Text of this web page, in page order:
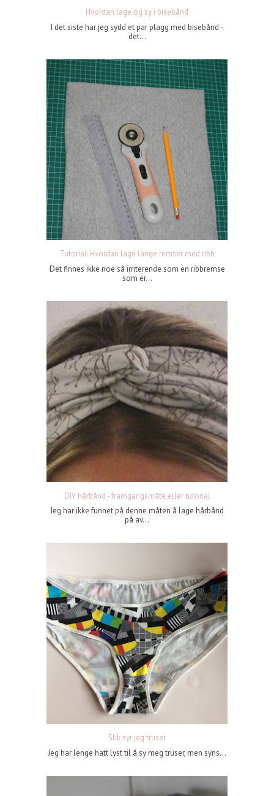
Hvordan lage og sy i bisebånd
I det siste har jeg sydd et par plagg med bisebånd -
det...
Tutorial: Hvordan lage lange remser med ribb
Det finnes ikke noe så irriterende som en ribbremse
som er...
DIY hårbånd - framgangsmåte eller tutorial
Jeg har ikke funnet på denne måten å lage hårbånd
på av...
Slik syr jeg truser
Jeg har lenge hatt lyst til å sy meg truser, men syns...